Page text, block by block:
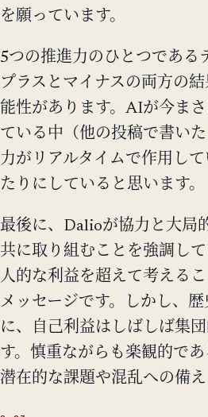
を願っています。
5つの推進力のひとつである
プラスとマイナスの両方の結
能性があります。AIが今ま
ている中（他の投稿で書い
力がリアルタイムで作用し
たりにしていると思います。
最後に、Dalioが協力と大局
共に取り組むことを強調し
人的な利益を超えて考える
メッセージです。しかし、歴
に、自己利益はしばしば集
す。慎重ながらも楽観的であ
潜在的な課題や混乱への備え